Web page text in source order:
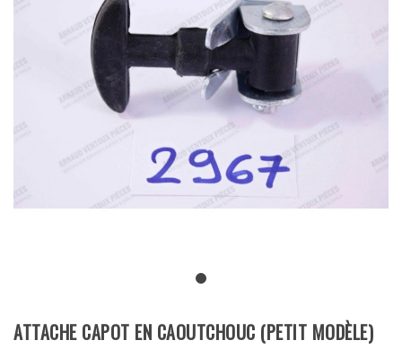
ATTACHE CAPOT EN CAOUTCHOUC (PETIT MODÈLE)